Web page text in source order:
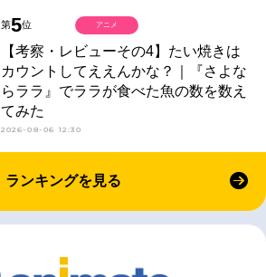
第5位
【考察・レビューその4】たい焼きは
カウントしてええんかな？｜『さよな
らララ』でララが食べた魚の数を数え
てみた
2026-08-06 12:30
アニメ
ランキングを見る